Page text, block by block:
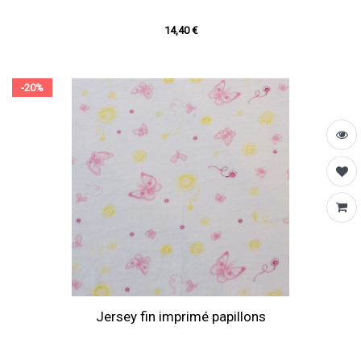
14,40 €
-20%
Jersey fin imprimé papillons